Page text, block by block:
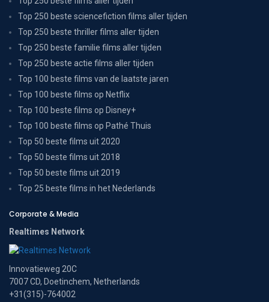
Top 250 beste sciencefiction films aller tijden
Top 250 beste thriller films aller tijden
Top 250 beste familie films aller tijden
Top 250 beste actie films aller tijden
Top 100 beste films van de laatste jaren
Top 100 beste films op Netflix
Top 100 beste films op Disney+
Top 100 beste films op Pathé Thuis
Top 50 beste films uit 2020
Top 50 beste films uit 2018
Top 50 beste films uit 2019
Top 25 beste films in het Nederlands
Corporate & Media
Realtimes Network
Innovatieweg 20C
7007 CD, Doetinchem, Netherlands
+31(315)-764002